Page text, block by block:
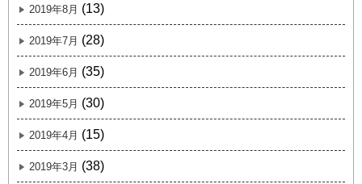
2019年8月 (13)
2019年7月 (28)
2019年6月 (35)
2019年5月 (30)
2019年4月 (15)
2019年3月 (38)